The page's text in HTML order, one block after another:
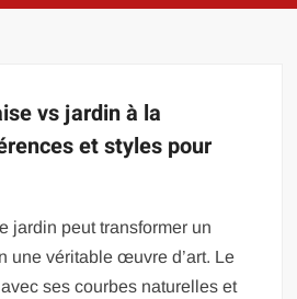
vs jardin à la
et styles pour
jardin peut transformer un
une véritable œuvre d’art. Le
ses courbes naturelles et